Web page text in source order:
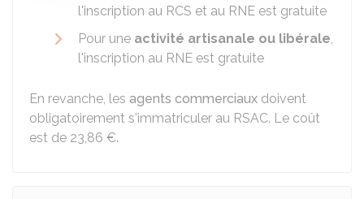
l'inscription au RCS et au RNE est gratuite
Pour une activité artisanale ou libérale,
l'inscription au RNE est gratuite
En revanche, les agents commerciaux doivent
obligatoirement s'immatriculer au RSAC. Le coût
est de 23,86 €.